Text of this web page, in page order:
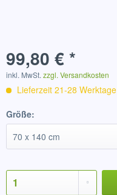
99,80 € *
inkl. MwSt. zzgl. Versandkosten
Lieferzeit 21-28 Werktage
Größe: